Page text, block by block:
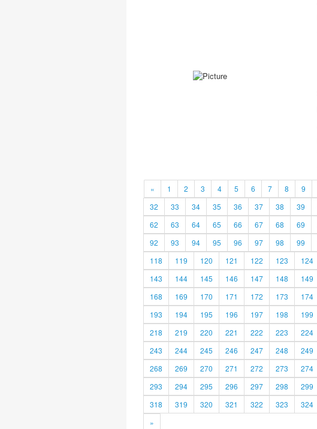
« 1 2 3 4 5 6 7 8 9
32
33 34 35 36 37 38 39
62
63 64 65 66 67 68 69
92
93 94 95 96 97 98 99
118
119 120 121 122 123 124
143
144 145 146 147 148 149
168
169 170 171 172 173 174
193
194 195 196 197 198 199
218
219 220 221 222 223 224
243
244 245 246 247 248 249
268
269 270 271 272 273 274
293
294 295 296 297 298 299
318
319 320 321 322 323 324
»